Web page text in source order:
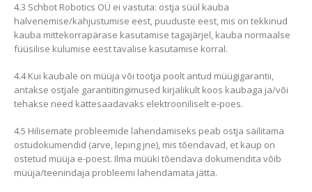
4.3 Schbot Robotics OÜ ei vastuta: ostja süül kauba
halvenemise/kahjustumise eest, puuduste eest, mis on tekkinud
kauba mittekorrapärase kasutamise tagajärjel, kauba normaalse
füüsilise kulumise eest tavalise kasutamise korral.
4.4 Kui kaubale on müüja või tootja poolt antud müügigarantii,
antakse ostjale garantiitingimused kirjalikult koos kaubaga ja/või
tehakse need kättesaadavaks elektrooniliselt e-poes.
4.5 Hilisemate probleemide lahendamiseks peab ostja säilitama
ostudokumendid (arve, leping jne), mis tõendavad, et kaup on
ostetud müüja e-poest. Ilma müüki tõendava dokumendita võib
müüja/teenindaja probleemi lahendamata jätta.